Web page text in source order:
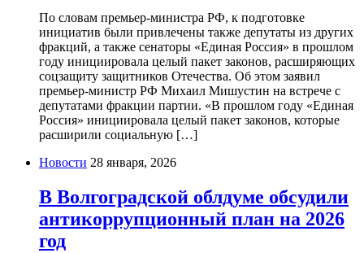
По словам премьер-министра РФ, к подготовке
инициатив были привлечены также депутаты из других
фракций, а также сенаторы «Единая Россия» в прошлом
году инициировала целый пакет законов, расширяющих
соцзащиту защитников Отечества. Об этом заявил
премьер-министр РФ Михаил Мишустин на встрече с
депутатами фракции партии. «В прошлом году «Единая
Россия» инициировала целый пакет законов, которые
расширили социальную […]
Новости 28 января, 2026
В Волгоградской облдуме обсудили
антикоррупционный план на 2026
год